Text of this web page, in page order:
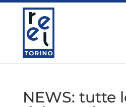
NEWS: tutte